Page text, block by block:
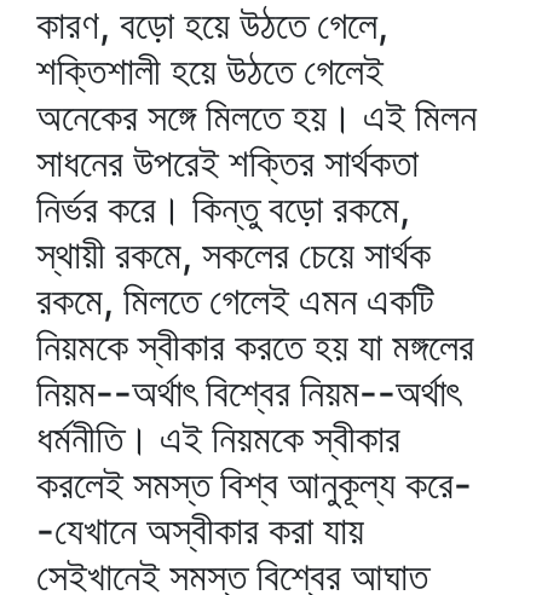
কারণ, বড়ো হয়ে উঠতে গেলে,
শক্তিশালী হয়ে উঠতে গেলেই
অনেকের সঙ্গে মিলতে হয়। এই মিলন
সাধনের উপরেই শক্তির সার্থকতা
নির্ভর করে। কিন্তু বড়ো রকমে,
স্থায়ী রকমে, সকলের চেয়ে সার্থক
রকমে, মিলতে গেলেই এমন একটি
নিয়মকে স্বীকার করতে হয় যা মঙ্গলের
নিয়ম--অর্থাৎ বিশ্বের নিয়ম--অর্থাৎ
ধর্মনীতি। এই নিয়মকে স্বীকার
করলেই সমস্ত বিশ্ব আনুকূল্য করে-
-যেখানে অস্বীকার করা যায়
সেইখানেই সমস্ত বিশ্বের আঘাত